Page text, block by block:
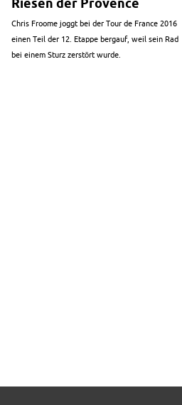
Riesen der Provence
Chris Froome joggt bei der Tour de France 2016
einen Teil der 12. Etappe bergauf, weil sein Rad
bei einem Sturz zerstört wurde.